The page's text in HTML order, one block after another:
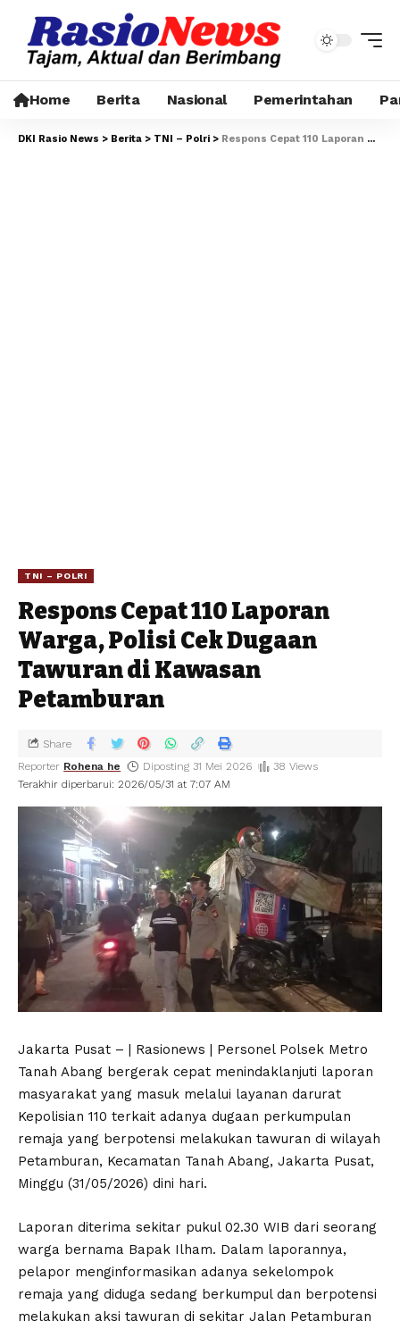
Home Berita Nasional Pemerintahan
DKI Rasio News > Berita > TNI – Polri > Respons Cepat 110 Laporan Warga, Polisi Cek Dugaan Tawuran di Kawasan Petamburan
TNI – POLRI
Respons Cepat 110 Laporan
Warga, Polisi Cek Dugaan
Tawuran di Kawasan
Petamburan
Terakhir diperbarui: 2026/05/31 at 7:07 AM
Reporter Rohena he Diposting 31 Mei 2026 38 Views
Share
Jakarta Pusat – | Rasionews | Personel Polsek Metro
Tanah Abang bergerak cepat menindaklanjuti laporan
masyarakat yang masuk melalui layanan darurat
Kepolisian 110 terkait adanya dugaan perkumpulan
remaja yang berpotensi melakukan tawuran di wilayah
Petamburan, Kecamatan Tanah Abang, Jakarta Pusat,
Minggu (31/05/2026) dini hari.
Laporan diterima sekitar pukul 02.30 WIB dari seorang
warga bernama Bapak Ilham. Dalam laporannya,
pelapor menginformasikan adanya sekelompok
remaja yang diduga sedang berkumpul dan berpotensi
melakukan aksi tawuran di sekitar Jalan Petamburan